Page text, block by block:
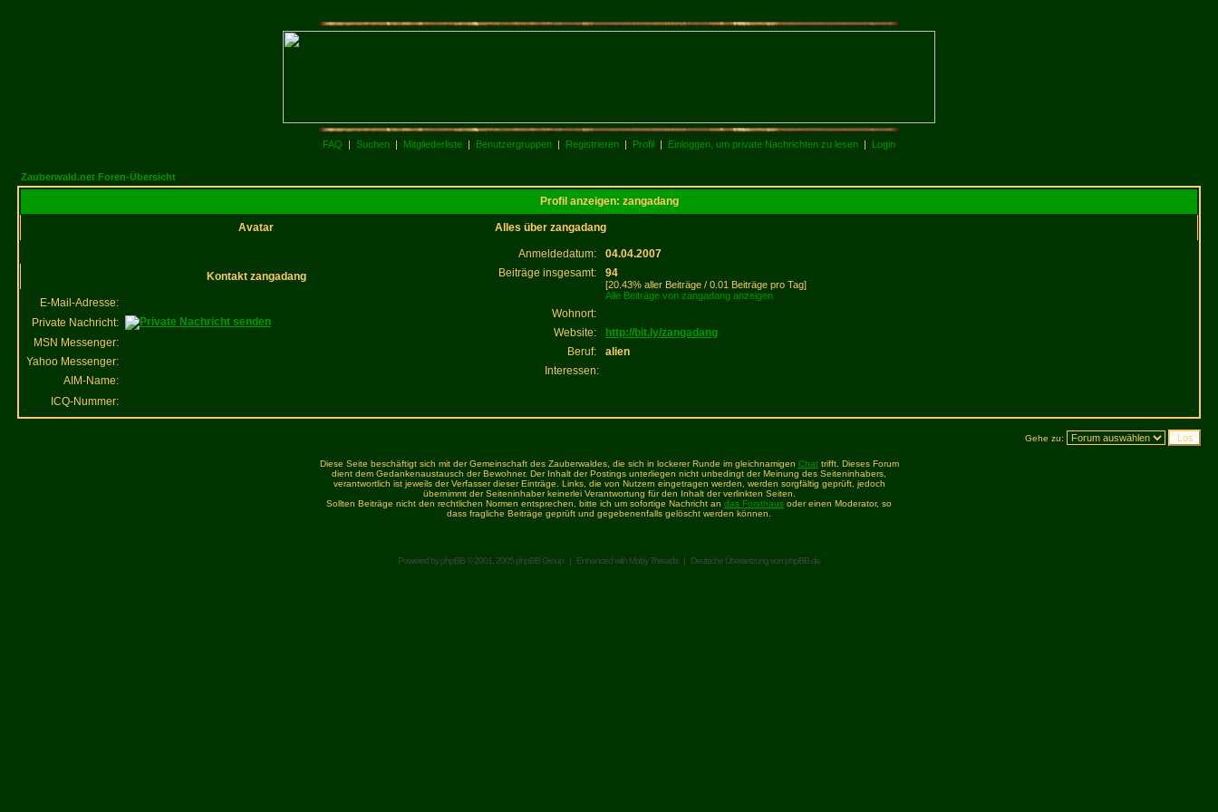
FAQ | Suchen | Mitgliederliste | Benutzergruppen | Registrieren | Profil | Einloggen, um private Nachrichten zu lesen | Login
Zauberwald.net Foren-Übersicht
Profil anzeigen: zangadang
Avatar Alles über zangadang
Anmeldedatum:
04.04.2007
Beiträge insgesamt:
94
[20.43% aller Beiträge / 0.01 Beiträge pro Tag]
Alle Beiträge von zangadang anzeigen
Wohnort:
Website:
http://bit.ly/zangadang
Beruf:
alien
Interessen:
Kontakt zangadang
E-Mail-Adresse:
Private Nachricht:
MSN Messenger:
Yahoo Messenger:
AIM-Name:
ICQ-Nummer:
Gehe zu:
Diese Seite beschäftigt sich mit der Gemeinschaft des Zauberwaldes, die sich in lockerer Runde im gleichnamigen Chattrifft. Dieses Forum
dient dem Gedankenaustausch der Bewohner. Der Inhalt der Postings unterliegen nicht unbedingt der Meinung des Seiteninhabers,
verantwortlich ist jeweils der Verfasser dieser Einträge. Links, die von Nutzern eingetragen werden, werden sorgfältig geprüft, jedoch
übernimmt der Seiteninhaber keinerlei Verantwortung für den Inhalt der verlinkten Seiten.
Sollten Beiträge nicht den rechtlichen Normen entsprechen, bitte ich um sofortige Nachricht an das Forsthaus oder einen Moderator, so
dass fragliche Beiträge geprüft und gegebenenfalls gelöscht werden können.
Powered byphpBB© 2001, 2005 phpBB Group | Enhanced with Moby Threads| Deutsche Übersetzung von phpBB.de